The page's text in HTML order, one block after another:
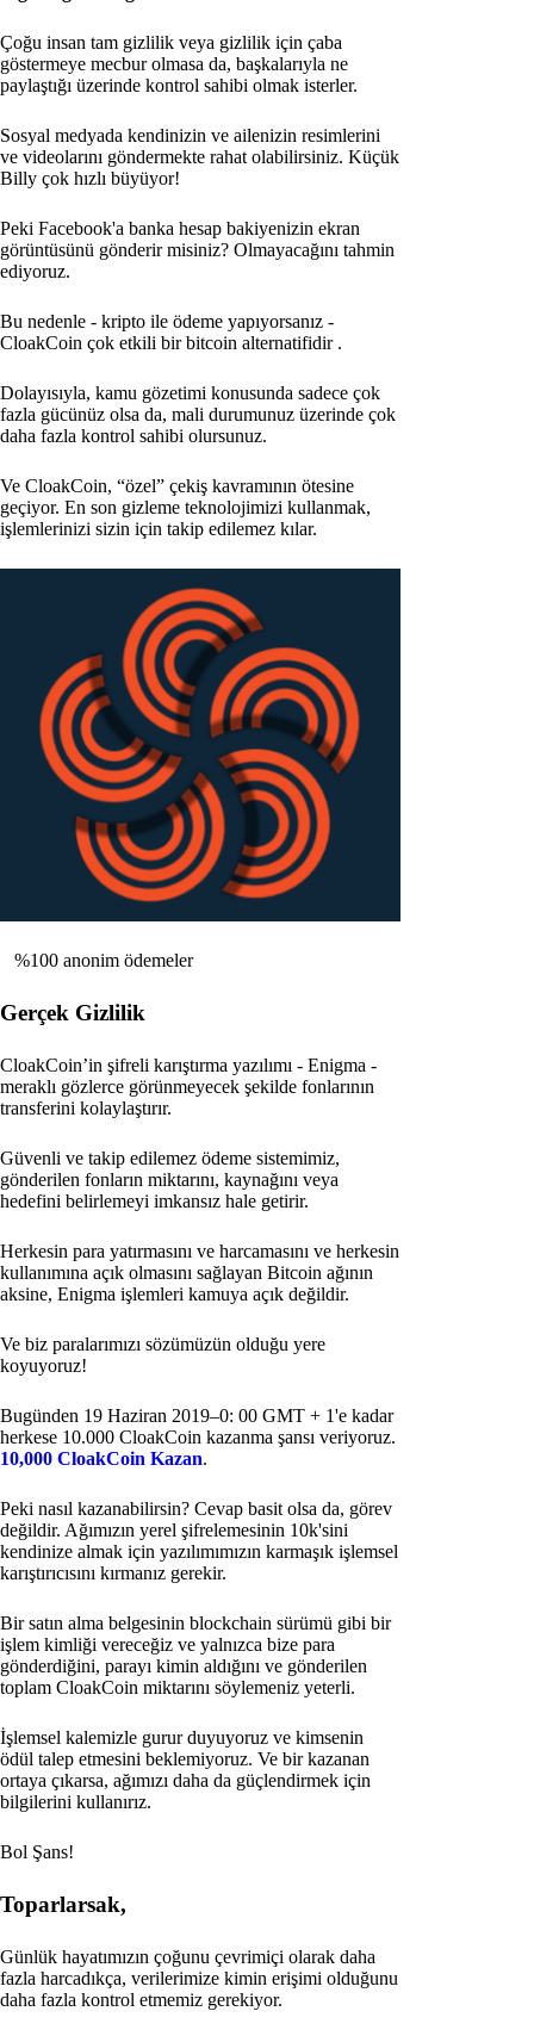
Çoğu insan tam gizlilik veya gizlilik için çaba
göstermeye mecbur olmasa da, başkalarıyla ne
paylaştığı üzerinde kontrol sahibi olmak isterler.
Sosyal medyada kendinizin ve ailenizin resimlerini
ve videolarını göndermekte rahat olabilirsiniz. Küçük
Billy çok hızlı büyüyor!
Peki Facebook'a banka hesap bakiyenizin ekran
görüntüsünü gönderir misiniz? Olmayacağını tahmin
ediyoruz.
Bu nedenle - kripto ile ödeme yapıyorsanız -
CloakCoin çok etkili bir bitcoin alternatifidir .
Dolayısıyla, kamu gözetimi konusunda sadece çok
fazla gücünüz olsa da, mali durumunuz üzerinde çok
daha fazla kontrol sahibi olursunuz.
Ve CloakCoin, “özel” çekiş kavramının ötesine
geçiyor. En son gizleme teknolojimizi kullanmak,
işlemlerinizi sizin için takip edilemez kılar.
%100 anonim ödemeler
Gerçek Gizlilik
CloakCoin’in şifreli karıştırma yazılımı - Enigma -
meraklı gözlerce görünmeyecek şekilde fonlarının
transferini kolaylaştırır.
Güvenli ve takip edilemez ödeme sistemimiz,
gönderilen fonların miktarını, kaynağını veya
hedefini belirlemeyi imkansız hale getirir.
Herkesin para yatırmasını ve harcamasını ve herkesin
kullanımına açık olmasını sağlayan Bitcoin ağının
aksine, Enigma işlemleri kamuya açık değildir.
Ve biz paralarımızı sözümüzün olduğu yere
koyuyoruz!
Bugünden 19 Haziran 2019–0: 00 GMT + 1'e kadar
herkese 10.000 CloakCoin kazanma şansı veriyoruz.
10,000 CloakCoin Kazan.
Peki nasıl kazanabilirsin? Cevap basit olsa da, görev
değildir. Ağımızın yerel şifrelemesinin 10k'sini
kendinize almak için yazılımımızın karmaşık işlemsel
karıştırıcısını kırmanız gerekir.
Bir satın alma belgesinin blockchain sürümü gibi bir
işlem kimliği vereceğiz ve yalnızca bize para
gönderdiğini, parayı kimin aldığını ve gönderilen
toplam CloakCoin miktarını söylemeniz yeterli.
İşlemsel kalemizle gurur duyuyoruz ve kimsenin
ödül talep etmesini beklemiyoruz. Ve bir kazanan
ortaya çıkarsa, ağımızı daha da güçlendirmek için
bilgilerini kullanırız.
Bol Şans!
Toparlarsak,
Günlük hayatımızın çoğunu çevrimiçi olarak daha
fazla harcadıkça, verilerimize kimin erişimi olduğunu
daha fazla kontrol etmemiz gerekiyor.